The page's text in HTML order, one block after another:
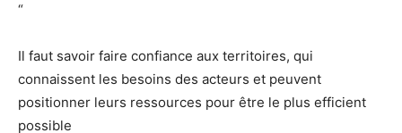
“
Il faut savoir faire confiance aux territoires, qui
connaissent les besoins des acteurs et peuvent
positionner leurs ressources pour être le plus efficient
possible